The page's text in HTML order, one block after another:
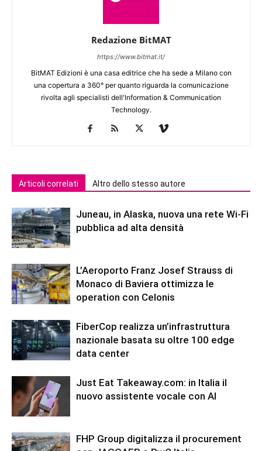
Redazione BitMAT
https://www.bitmat.it/
BitMAT Edizioni è una casa editrice che ha sede a Milano con
una copertura a 360° per quanto riguarda la comunicazione
rivolta agli specialisti dell'lnformation & Communication
Technology.
Articoli correlati Altro dello stesso autore
Juneau, in Alaska, nuova una rete Wi-Fi
pubblica ad alta densità
L’Aeroporto Franz Josef Strauss di
Monaco di Baviera ottimizza le
operation con Celonis
FiberCop realizza un’infrastruttura
nazionale basata su oltre 100 edge
data center
Just Eat Takeaway.com: in Italia il
nuovo assistente vocale con AI
FHP Group digitalizza il procurement